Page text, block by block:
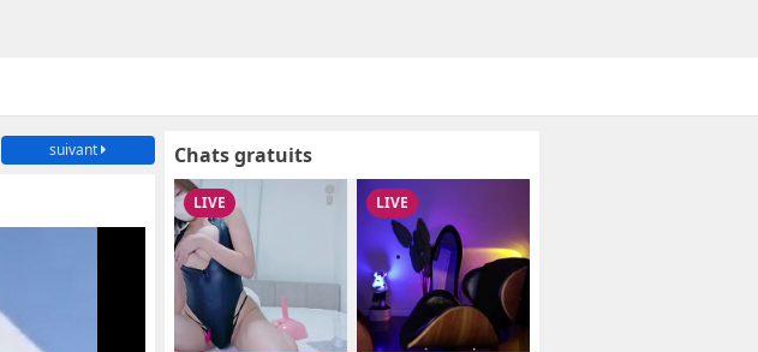
suivant Chats gratuits